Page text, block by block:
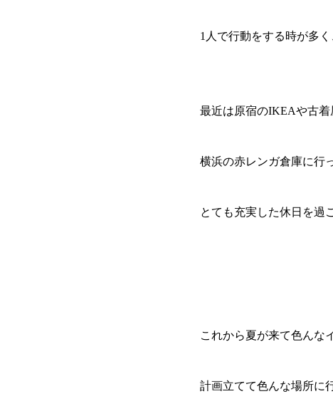
1人で行動をする時が多
最近は原宿のIKEAや古着
横浜の赤レンガ倉庫に行
とても充実した休日を過
これから夏が来て色んな
計画立てて色んな場所に